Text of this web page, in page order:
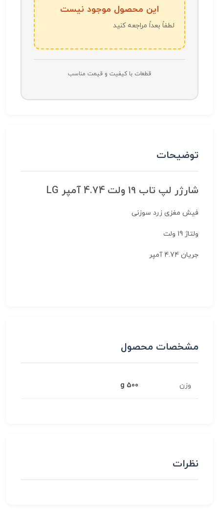
این محصول موجود نیست
لطفاً بعداً مراجعه کنید
قطعات با کیفیت و قیمت مناسب
توضیحات
شارژر لپ تاب 19 ولت 4.74 آمپر LG
فیش مغزی زرد سوزنی
ولتاژ 19 ولت
جریان 4.74 آمپر
مشخصات محصول
وزن 500 g
نظرات